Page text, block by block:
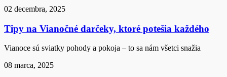
02 decembra, 2025
Tipy na Vianočné darčeky, ktoré potešia každého
Vianoce sú sviatky pohody a pokoja – to sa nám všetci snažia
08 marca, 2025